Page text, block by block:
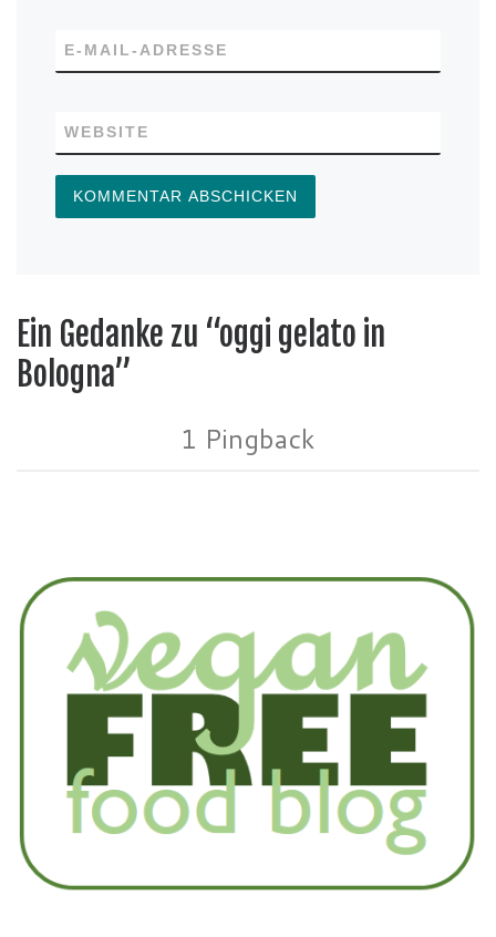
E-MAIL-ADRESSE
WEBSITE
Ein Gedanke zu “oggi gelato in
Bologna”
1 Pingback